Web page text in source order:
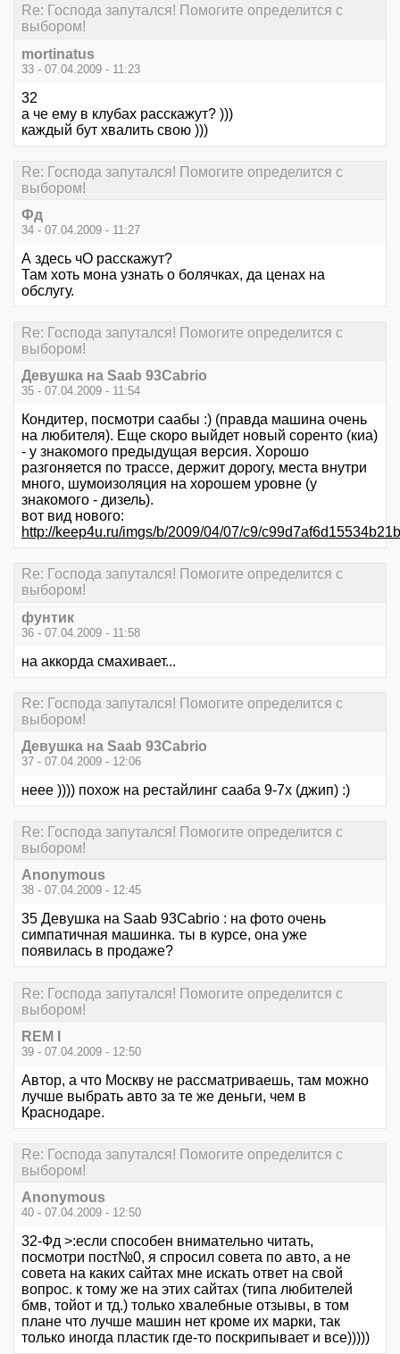
Re: Господа запутался! Помогите определится с
выбором!
mortinatus
33 - 07.04.2009 - 11:23
32
а че ему в клубах расскажут? )))
каждый бут хвалить свою )))
Re: Господа запутался! Помогите определится с
выбором!
Фд
34 - 07.04.2009 - 11:27
А здесь чО расскажут?
Там хоть мона узнать о болячках, да ценах на
обслугу.
Re: Господа запутался! Помогите определится с
выбором!
Девушка на Saab 93Cabrio
35 - 07.04.2009 - 11:54
Кондитер, посмотри саабы :) (правда машина очень
на любителя). Еще скоро выйдет новый соренто (киа)
- у знакомого предыдущая версия. Хорошо
разгоняется по трассе, держит дорогу, места внутри
много, шумоизоляция на хорошем уровне (у
знакомого - дизель).
вот вид нового:
http://keep4u.ru/imgs/b/2009/04/07/c9/
Re: Господа запутался! Помогите определится с
выбором!
фунтик
36 - 07.04.2009 - 11:58
на аккорда смахивает...
Re: Господа запутался! Помогите определится с
выбором!
Девушка на Saab 93Cabrio
37 - 07.04.2009 - 12:06
неее )))) похож на рестайлинг сааба 9-7x (джип) :)
Re: Господа запутался! Помогите определится с
выбором!
Anonymous
38 - 07.04.2009 - 12:45
35 Девушка на Saab 93Cabrio : на фото очень
симпатичная машинка. ты в курсе, она уже
появилась в продаже?
Re: Господа запутался! Помогите определится с
выбором!
REM I
39 - 07.04.2009 - 12:50
Автор, а что Москву не рассматриваешь, там можно
лучше выбрать авто за те же деньги, чем в
Краснодаре.
Re: Господа запутался! Помогите определится с
выбором!
Anonymous
40 - 07.04.2009 - 12:50
32-Фд >:если способен внимательно читать,
посмотри пост№0, я спросил совета по авто, а не
совета на каких сайтах мне искать ответ на свой
вопрос. к тому же на этих сайтах (типа любителей
бмв, тойот и тд.) только хвалебные отзывы, в том
плане что лучше машин нет кроме их марки, так
только иногда пластик где-то поскрипывает и все)))))